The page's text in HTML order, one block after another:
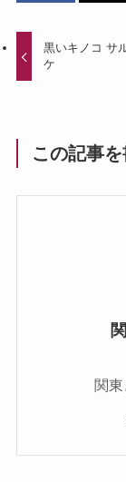
黒いキノコ サ
ケ
この記事
関東